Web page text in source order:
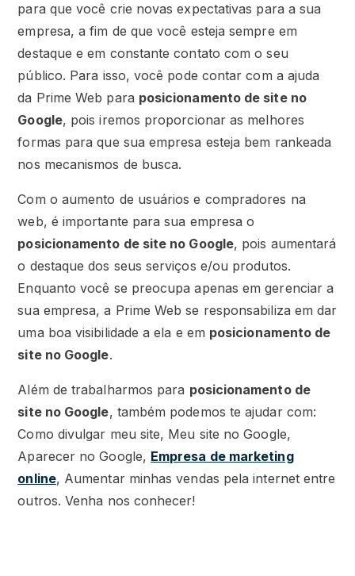
para que você crie novas expectativas para a sua
empresa, a fim de que você esteja sempre em
destaque e em constante contato com o seu
público. Para isso, você pode contar com a ajuda
da Prime Web para posicionamento de site no
Google, pois iremos proporcionar as melhores
formas para que sua empresa esteja bem rankeada
nos mecanismos de busca.
Com o aumento de usuários e compradores na
web, é importante para sua empresa o
posicionamento de site no Google, pois aumentará
o destaque dos seus serviços e/ou produtos.
Enquanto você se preocupa apenas em gerenciar a
sua empresa, a Prime Web se responsabiliza em dar
uma boa visibilidade a ela e em posicionamento de
site no Google.
Além de trabalharmos para posicionamento de
site no Google, também podemos te ajudar com:
Como divulgar meu site, Meu site no Google,
Aparecer no Google, Empresa de marketing
online, Aumentar minhas vendas pela internet entre
outros. Venha nos conhecer!